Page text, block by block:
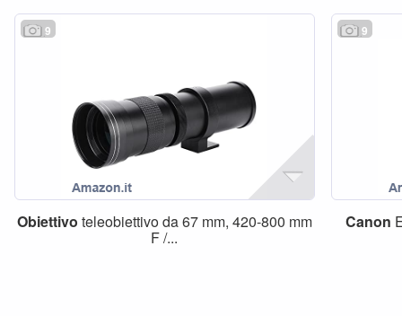
9
Obiettivo teleobiettivo da 67 mm, 420-800 mm
F /...
9
Canon